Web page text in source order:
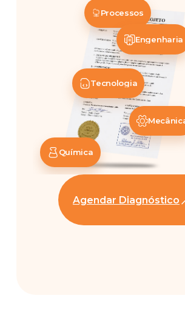
Agendar Diagnóstico
Tecnologia
Processos
Engenharia
Química